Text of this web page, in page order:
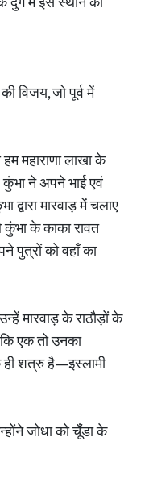
विजय, जो पूर्व में
महाराणा लाखा के
ने अपने भाई एवं
द्वारा मारवाड़ में चलाए
के काका रावत
पुत्रों को वहाँ का
मारवाड़ के राठौड़ों के
एक तो उनका
शत्रु है—इस्लामी
जोधा को चूँडा के